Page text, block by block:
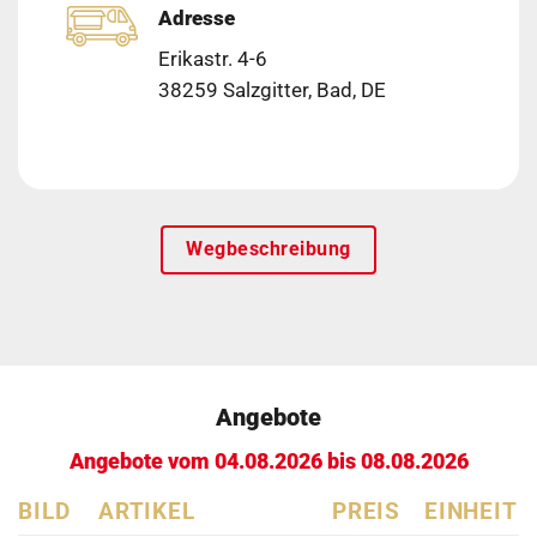
Adresse
Erikastr. 4-6
38259 Salzgitter, Bad, DE
Wegbeschreibung
Angebote
Angebote vom 04.08.2026 bis 08.08.2026
BILD ARTIKEL PREIS EINHEIT